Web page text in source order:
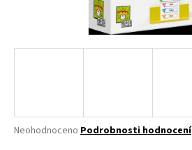
Průměrné
Neohodnoceno Podrobnosti hodnocení
í